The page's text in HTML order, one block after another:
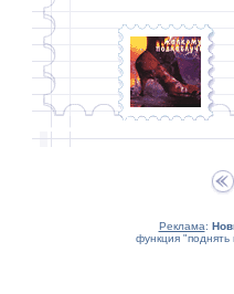
Реклама:
функция